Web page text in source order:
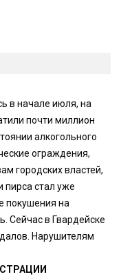
в начале июля, на
почти миллион
алкогольного
ограждения,
городских властей,
пирса стал уже
покушения на
Сейчас в Гвардейске
Нарушителям